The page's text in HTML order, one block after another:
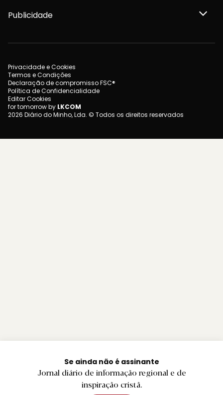
Se ainda não é assinante
Jornal diário de informação regional e de
inspiração cristã.
Publicidade
Privacidade e Cookies
Termos e Condições
Declaração de compromisso FSC®
Política de Confidencialidade
Editar Cookies
for tomorrow by LKCOM
2026 Diário do Minho, Lda. © Todos os direitos reservados